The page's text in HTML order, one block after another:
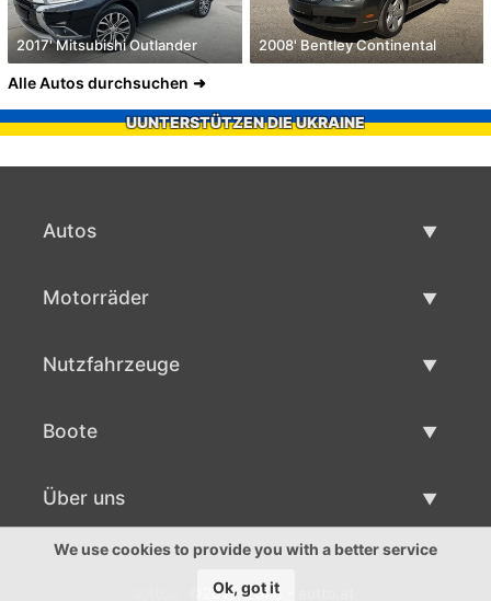
2017' Mitsubishi Outlander 2008' Bentley Continental
Alle Autos durchsuchen
UUNTERSTÜTZEN DIE UKRAINE
Autos
Motorräder
Nutzfahrzeuge
Boote
Bootsverkauf
Über uns
Über uns
©2016-2026 - autto.at
We use cookies to provide you with a better service
Ok, got it